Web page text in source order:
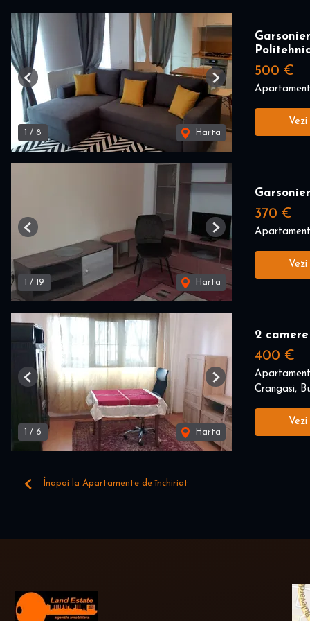
/ 8 Harta
Previous Next
500 €
/ 19 Harta
Previous Next
370 €
/ 6 Harta
Previous Next
2
400 €
Crangasi,
Înapoi la Apartamente de închiriat